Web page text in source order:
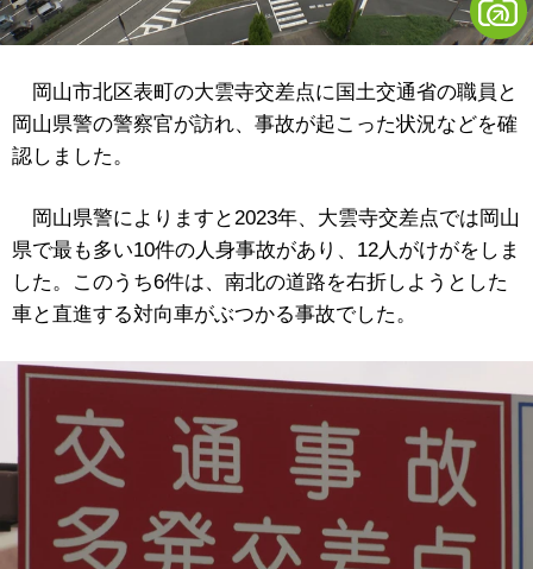
岡山市北区表町の大雲寺交差点に国土交通省の職員と
岡山県警の警察官が訪れ、事故が起こった状況などを確
認しました。
岡山県警によりますと2023年、大雲寺交差点では岡山
県で最も多い10件の人身事故があり、12人がけがをしま
した。このうち6件は、南北の道路を右折しようとした
車と直進する対向車がぶつかる事故でした。